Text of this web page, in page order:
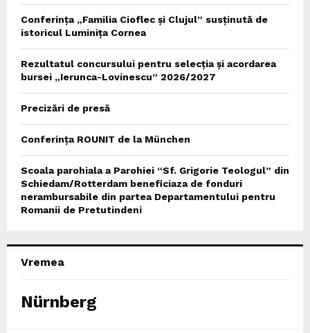
Conferința „Familia Cioflec și Clujul” susținută de
istoricul Luminița Cornea
Rezultatul concursului pentru selecția și acordarea
bursei „Ierunca-Lovinescu” 2026/2027
Precizări de presă
Conferința ROUNIT de la München
Scoala parohiala a Parohiei “Sf. Grigorie Teologul” din
Schiedam/Rotterdam beneficiaza de fonduri
nerambursabile din partea Departamentului pentru
Romanii de Pretutindeni
Vremea
Nürnberg